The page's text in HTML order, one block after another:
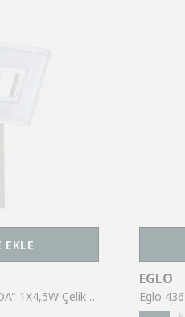
EKLE
Eglo 75321 "ALAMEDA" 1X4,5W Çelik Nikel Mat Sıva Üstü Spot
EGLO